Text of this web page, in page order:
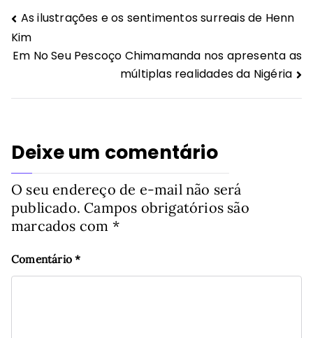
Navegação
de
As ilustrações e os sentimentos surreais de Henn
Kim
Em No Seu Pescoço Chimamanda nos apresenta as
múltiplas realidades da Nigéria
Deixe um comentário
O seu endereço de e-mail não será
publicado. Campos obrigatórios são
marcados com *
Comentário*